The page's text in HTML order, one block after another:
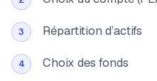
3 Répartition d’actifs
4 Choix des fonds